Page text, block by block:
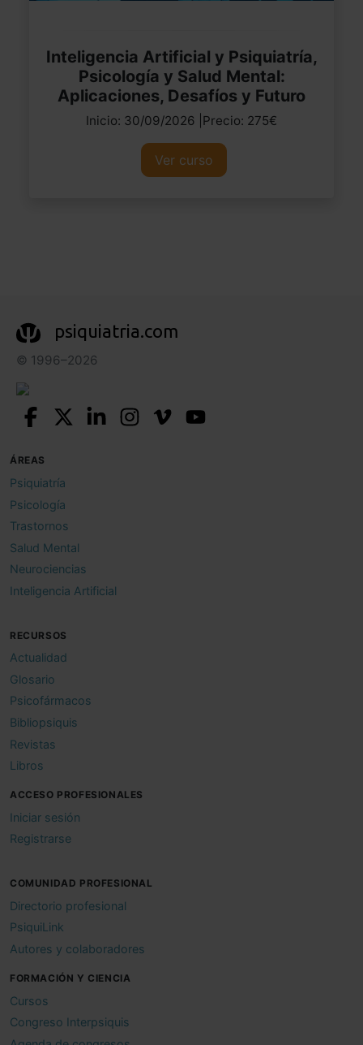
Inteligencia Artificial y Psiquiatría,
Psicología y Salud Mental:
Aplicaciones, Desafíos y Futuro
Inicio: 30/09/2026 |Precio: 275€
Ver curso
psiquiatria.com
© 1996–2026
ÁREAS
Psiquiatría
Psicología
Trastornos
Salud Mental
Neurociencias
Inteligencia Artificial
RECURSOS
Actualidad
Glosario
Psicofármacos
Bibliopsiquis
Revistas
Libros
ACCESO PROFESIONALES
Iniciar sesión
Registrarse
COMUNIDAD PROFESIONAL
Directorio profesional
PsiquiLink
Autores y colaboradores
FORMACIÓN Y CIENCIA
Cursos
Congreso Interpsiquis